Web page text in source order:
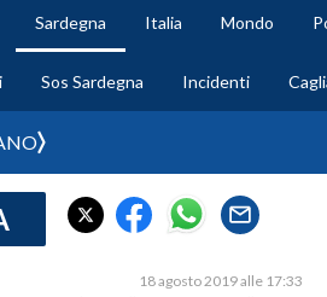
Sardegna Italia Mondo
Sos Sardegna Incidenti
18 agosto 2019 alle 17:33